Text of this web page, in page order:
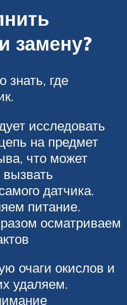
замену?
знать, где
исследовать
на предмет
что может
вызвать
датчика.
питание.
осматриваем
очаги окислов и
удаляем.